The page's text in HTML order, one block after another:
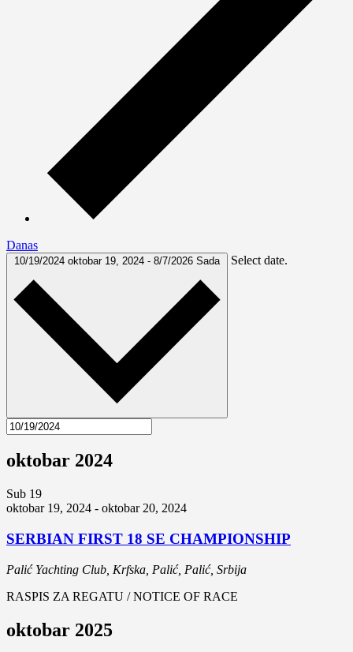
Danas
10/19/2024 oktobar 19, 2024 - 8/7/2026 Sada Select date.
oktobar 2024
Sub 19
oktobar 19, 2024 - oktobar 20, 2024
SERBIAN FIRST 18 SE CHAMPIONSHIP
Palić Yachting Club, Krfska, Palić, Palić, Srbija
RASPIS ZA REGATU / NOTICE OF RACE
oktobar 2025